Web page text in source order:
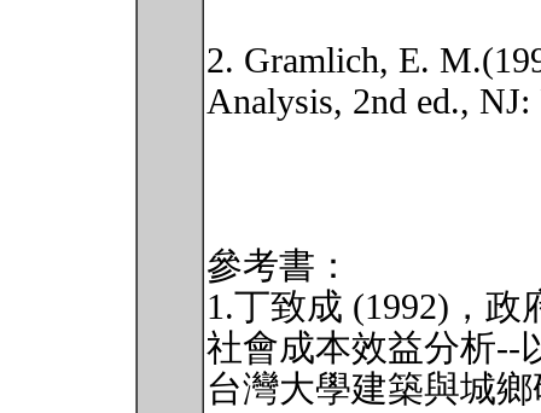
2. Gramlich, E.
Analysis, 2nd ed.,
參考書：
1.丁致成 (1992)，
社會成本效益分析--
台灣大學建築與城